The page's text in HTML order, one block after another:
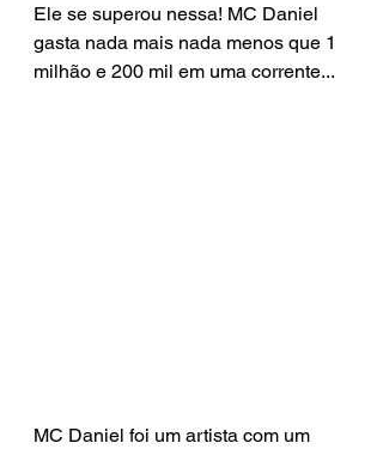
Ele se superou nessa! MC Daniel
gasta nada mais nada menos que 1
milhão e 200 mil em uma corrente...
MC Daniel foi um artista com um